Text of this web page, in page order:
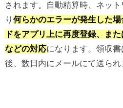
されます。自動精算時、ネッ
り 何らかのエラーが発生した
ドをアプリ上に再度登録、ま
などの対応になります。領収
後、数日内にメールにて送られ